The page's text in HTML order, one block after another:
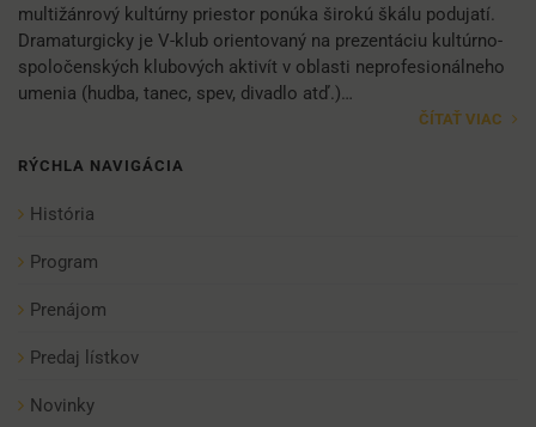
multižánrový kultúrny priestor ponúka širokú škálu podujatí.
Dramaturgicky je V-klub orientovaný na prezentáciu kultúrno-
spoločenských klubových aktivít v oblasti neprofesionálneho
umenia (hudba, tanec, spev, divadlo atď.)…
ČÍTAŤ VIAC
RÝCHLA NAVIGÁCIA
História
Program
Prenájom
Predaj lístkov
Novinky